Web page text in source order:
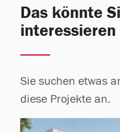
Das könnte
interessieren
Sie suchen etwas
diese Projekte an.